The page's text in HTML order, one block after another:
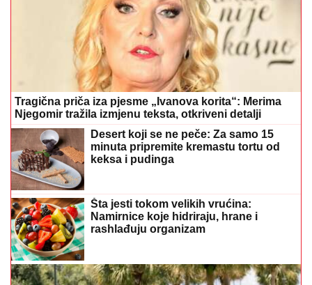
Tragična priča iza pjesme „Ivanova korita“: Merima
Njegomir tražila izmjenu teksta, otkriveni detalji
Desert koji se ne peče: Za samo 15
minuta pripremite kremastu tortu od
keksa i pudinga
Šta jesti tokom velikih vrućina:
Namirnice koje hidriraju, hrane i
rashlađuju organizam